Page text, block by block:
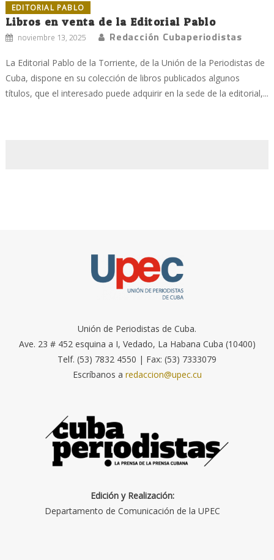
EDITORIAL PABLO
Libros en venta de la Editorial Pablo
noviembre 13, 2025 Redacción Cubaperiodistas
La Editorial Pablo de la Torriente, de la Unión de la Periodistas de
Cuba, dispone en su colección de libros publicados algunos
títulos, que el interesado puede adquirir en la sede de la editorial,...
Unión de Periodistas de Cuba.
Ave. 23 # 452 esquina a I, Vedado, La Habana Cuba (10400)
Telf. (53) 7832 4550 | Fax: (53) 7333079
Escríbanos a redaccion@upec.cu
Edición y Realización:
Departamento de Comunicación de la UPEC